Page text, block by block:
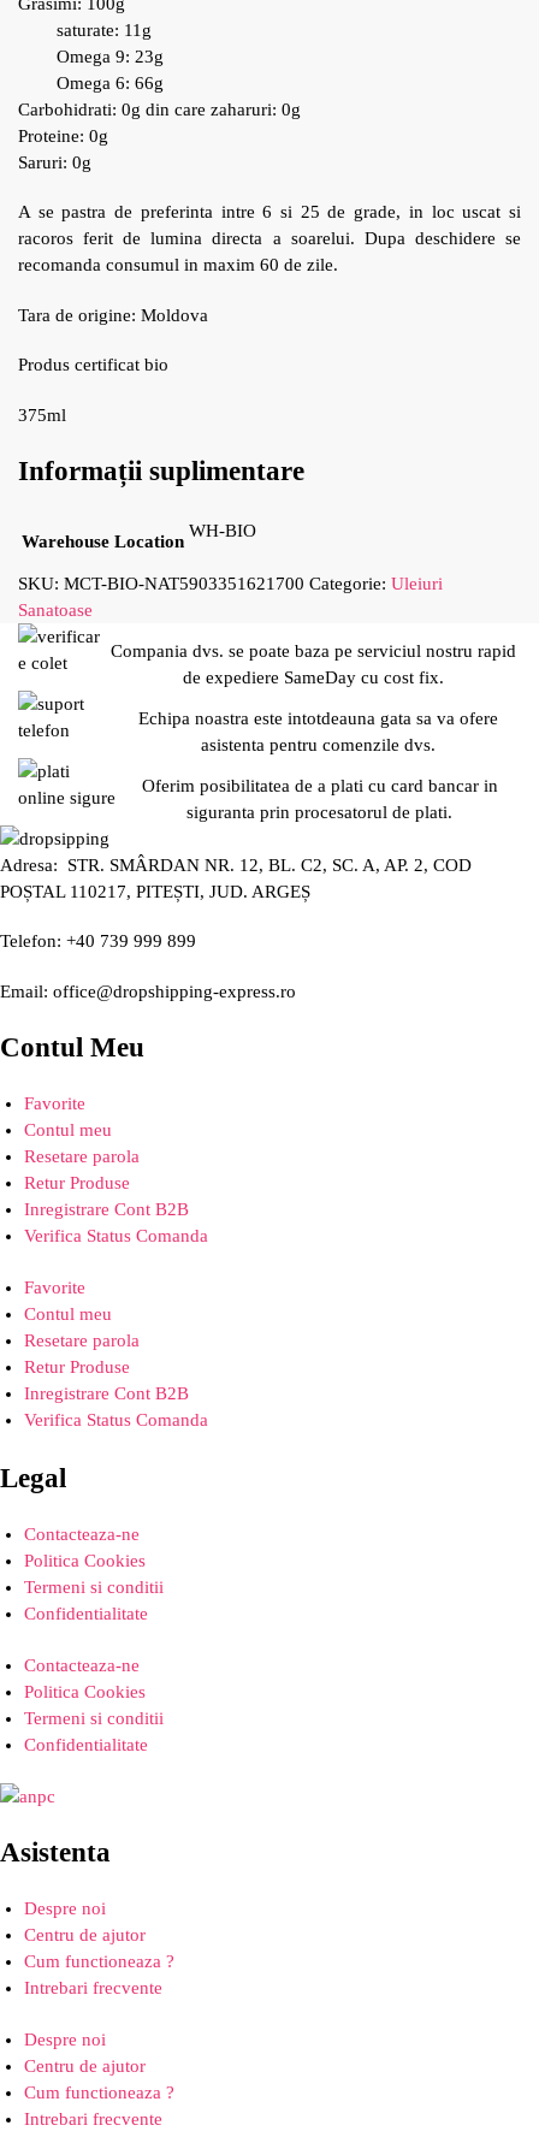
saturate: 11g
Omega 9: 23g
Omega 6: 66g
Carbohidrati: 0g din care zaharuri: 0g
Proteine: 0g
Saruri: 0g
A se pastra de preferinta intre 6 si 25 de grade, in loc uscat si
racoros ferit de lumina directa a soarelui. Dupa deschidere se
recomanda consumul in maxim 60 de zile.
Tara de origine: Moldova
Produs certificat bio
375ml
Informații suplimentare
Warehouse Location
WH-BIO
SKU: MCT-BIO-NAT5903351621700 Categorie: Uleiuri
Sanatoase
Compania dvs. se poate baza pe serviciul nostru rapid
de expediere SameDay cu cost fix.
Echipa noastra este intotdeauna gata sa va ofere
asistenta pentru comenzile dvs.
Oferim posibilitatea de a plati cu card bancar in
siguranta prin procesatorul de plati.
Adresa: STR. SMÂRDAN NR. 12, BL. C2, SC. A, AP. 2, COD
POȘTAL 110217, PITEȘTI, JUD. ARGEȘ
Telefon: +40 739 999 899
Email: office@dropshipping-express.ro
Contul Meu
Favorite
Contul meu
Resetare parola
Retur Produse
Inregistrare Cont B2B
Verifica Status Comanda
Favorite
Contul meu
Resetare parola
Retur Produse
Inregistrare Cont B2B
Verifica Status Comanda
Legal
Contacteaza-ne
Politica Cookies
Termeni si conditii
Confidentialitate
Contacteaza-ne
Politica Cookies
Termeni si conditii
Confidentialitate
Asistenta
Despre noi
Centru de ajutor
Cum functioneaza ?
Intrebari frecvente
Despre noi
Centru de ajutor
Cum functioneaza ?
Intrebari frecvente